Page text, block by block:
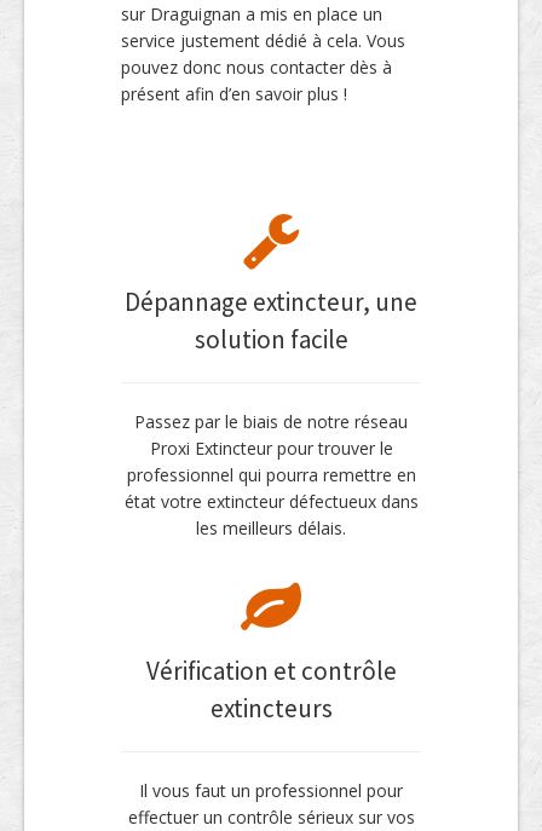
sur Draguignan a mis en place un
service justement dédié à cela. Vous
pouvez donc nous contacter dès à
présent afin d’en savoir plus !
Dépannage extincteur, une
solution facile
Passez par le biais de notre réseau
Proxi Extincteur pour trouver le
professionnel qui pourra remettre en
état votre extincteur défectueux dans
les meilleurs délais.
Vérification et contrôle
extincteurs
Il vous faut un professionnel pour
effectuer un contrôle sérieux sur vos